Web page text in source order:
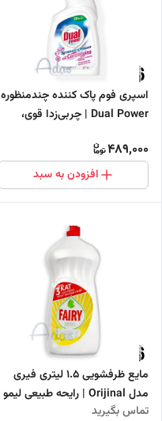
اسپری فوم پاک کننده چندمنظوره
Dual Power | چربی‌زدا قوی،
489,000
افزودن به سبد
مایع ظرفشویی 1.5 لیتری فیری
مدل Orijinal | رایحه طبیعی لیمو
تماس بگیرید